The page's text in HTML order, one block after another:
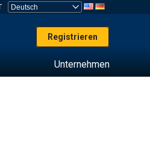
Registrieren
Unternehmen